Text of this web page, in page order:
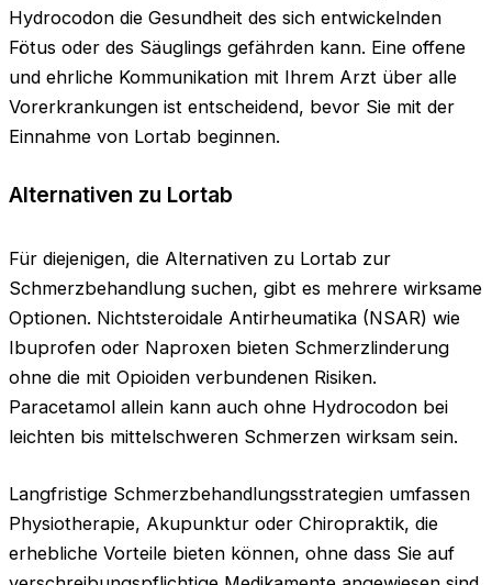
Hydrocodon die Gesundheit des sich entwickelnden
Fötus oder des Säuglings gefährden kann. Eine offene
und ehrliche Kommunikation mit Ihrem Arzt über alle
Vorerkrankungen ist entscheidend, bevor Sie mit der
Einnahme von Lortab beginnen.
Alternativen zu Lortab
Für diejenigen, die Alternativen zu Lortab zur
Schmerzbehandlung suchen, gibt es mehrere wirksame
Optionen. Nichtsteroidale Antirheumatika (NSAR) wie
Ibuprofen oder Naproxen bieten Schmerzlinderung
ohne die mit Opioiden verbundenen Risiken.
Paracetamol allein kann auch ohne Hydrocodon bei
leichten bis mittelschweren Schmerzen wirksam sein.
Langfristige Schmerzbehandlungsstrategien umfassen
Physiotherapie, Akupunktur oder Chiropraktik, die
erhebliche Vorteile bieten können, ohne dass Sie auf